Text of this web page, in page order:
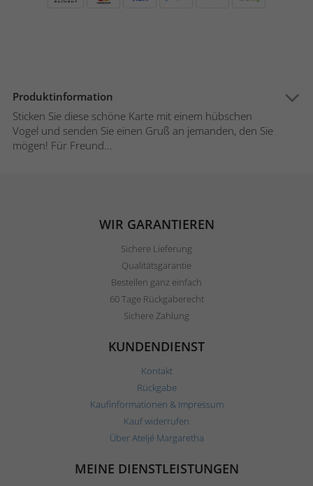
Produktinformation
Sticken Sie diese schöne Karte mit einem hübschen
Vogel und senden Sie einen Gruß an jemanden, den Sie
mögen! Für Freund...
WIR GARANTIEREN
Sichere Lieferung
Qualitätsgarantie
Bestellen ganz einfach
60 Tage Rückgaberecht
Sichere Zahlung
KUNDENDIENST
Kontakt
Rückgabe
Kaufinformationen & Impressum
Kauf widerrufen
Über Ateljé Margaretha
MEINE DIENSTLEISTUNGEN